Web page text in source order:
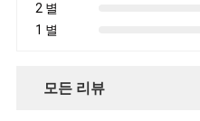
2 별
1 별
모든 리뷰